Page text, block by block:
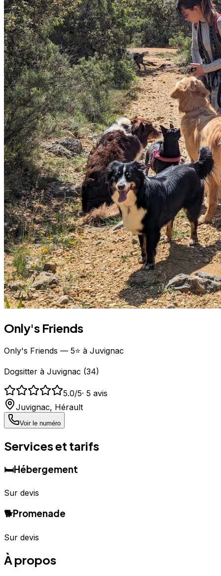
Only's Friends
Only's Friends — 5⭐ à Juvignac
Dogsitter à Juvignac (34)
5.0/5· 5 avis
Juvignac, Hérault
Voir le numéro
Services et tarifs
🛏️Hébergement
Sur devis
🐕Promenade
Sur devis
À propos